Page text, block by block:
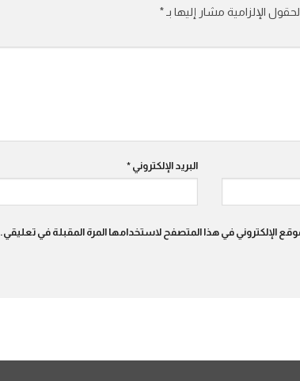
الإلزامية مشار إليها بـ *
البريد الإلكتروني*
الإلكتروني في هذا المتصفح لاستخدامها المرة المقبلة في تعليقي.